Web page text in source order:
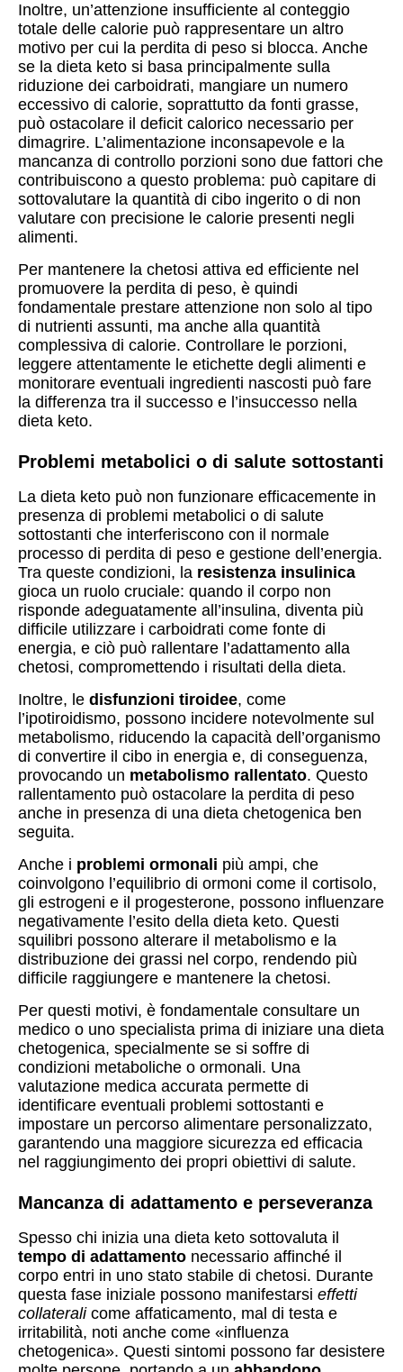
Inoltre, un’attenzione insufficiente al conteggio
totale delle calorie può rappresentare un altro
motivo per cui la perdita di peso si blocca. Anche
se la dieta keto si basa principalmente sulla
riduzione dei carboidrati, mangiare un numero
eccessivo di calorie, soprattutto da fonti grasse,
può ostacolare il deficit calorico necessario per
dimagrire. L’alimentazione inconsapevole e la
mancanza di controllo porzioni sono due fattori che
contribuiscono a questo problema: può capitare di
sottovalutare la quantità di cibo ingerito o di non
valutare con precisione le calorie presenti negli
alimenti.
Per mantenere la chetosi attiva ed efficiente nel
promuovere la perdita di peso, è quindi
fondamentale prestare attenzione non solo al tipo
di nutrienti assunti, ma anche alla quantità
complessiva di calorie. Controllare le porzioni,
leggere attentamente le etichette degli alimenti e
monitorare eventuali ingredienti nascosti può fare
la differenza tra il successo e l’insuccesso nella
dieta keto.
Problemi metabolici o di salute sottostanti
La dieta keto può non funzionare efficacemente in
presenza di problemi metabolici o di salute
sottostanti che interferiscono con il normale
processo di perdita di peso e gestione dell’energia.
Tra queste condizioni, la resistenza insulinica
gioca un ruolo cruciale: quando il corpo non
risponde adeguatamente all’insulina, diventa più
difficile utilizzare i carboidrati come fonte di
energia, e ciò può rallentare l’adattamento alla
chetosi, compromettendo i risultati della dieta.
Inoltre, le disfunzioni tiroidee, come
l’ipotiroidismo, possono incidere notevolmente sul
metabolismo, riducendo la capacità dell’organismo
di convertire il cibo in energia e, di conseguenza,
provocando un metabolismo rallentato. Questo
rallentamento può ostacolare la perdita di peso
anche in presenza di una dieta chetogenica ben
seguita.
Anche i problemi ormonali più ampi, che
coinvolgono l’equilibrio di ormoni come il cortisolo,
gli estrogeni e il progesterone, possono influenzare
negativamente l’esito della dieta keto. Questi
squilibri possono alterare il metabolismo e la
distribuzione dei grassi nel corpo, rendendo più
difficile raggiungere e mantenere la chetosi.
Per questi motivi, è fondamentale consultare un
medico o uno specialista prima di iniziare una dieta
chetogenica, specialmente se si soffre di
condizioni metaboliche o ormonali. Una
valutazione medica accurata permette di
identificare eventuali problemi sottostanti e
impostare un percorso alimentare personalizzato,
garantendo una maggiore sicurezza ed efficacia
nel raggiungimento dei propri obiettivi di salute.
Mancanza di adattamento e perseveranza
Spesso chi inizia una dieta keto sottovaluta il
tempo di adattamento necessario affinché il
corpo entri in uno stato stabile di chetosi. Durante
questa fase iniziale possono manifestarsi effetti
collateralicome affaticamento, mal di testa e
irritabilità, noti anche come «influenza
chetogenica». Questi sintomi possono far desistere